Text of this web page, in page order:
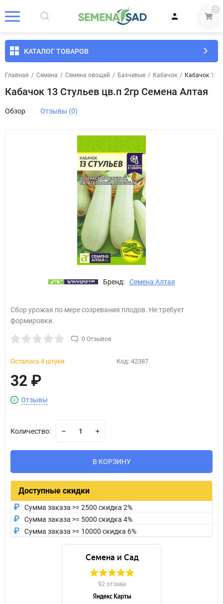
0
КАТАЛОГ ТОВАРОВ
Главная / Семена / Семена овощей / Бахчевые / Кабачок / Кабачок 13
Кабачок 13 Стульев цв.п 2гр Семена Алтая
Обзор Отзывы (0)
Бренд: Семена Алтая
Сбор урожая по мере созревания плодов. Не требует
формировки.
0 Отзывов
Осталось 4 штуки Код: 42387
32 ₽
Отзывы
Количество:
В КОРЗИНУ
Доступные скидки
Сумма заказа >= 2500 скидка 2%
Сумма заказа >= 5000 скидка 4%
Сумма заказа >= 10000 скидка 6%